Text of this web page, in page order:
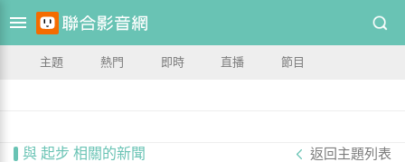
主題 熱門 即時 直播 節目
與 起步 相關的新聞 返回主題列表